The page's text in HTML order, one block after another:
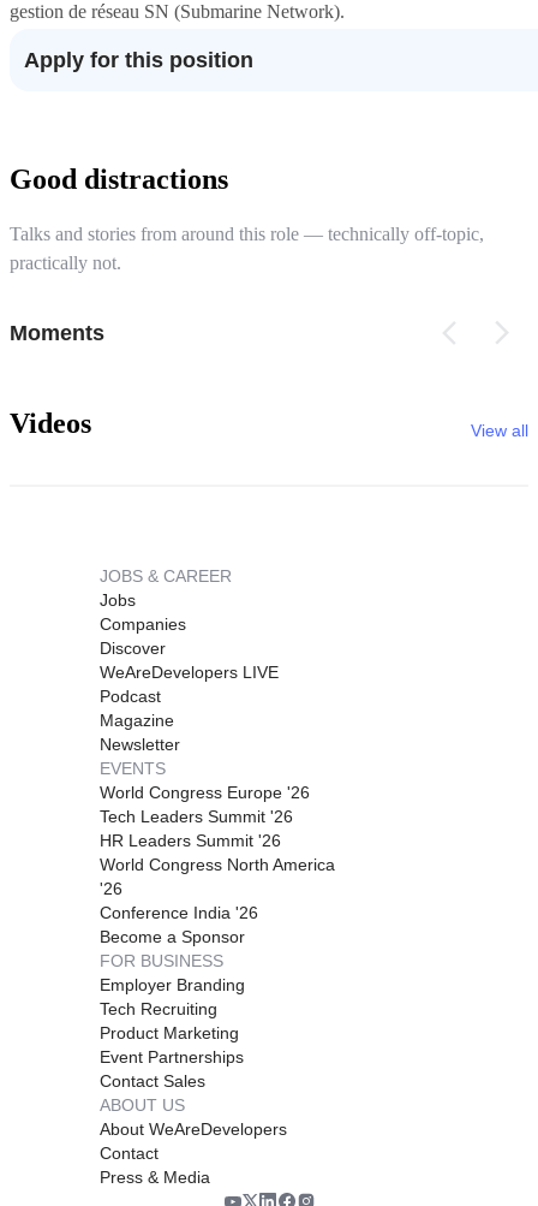
gestion de réseau SN (Submarine Network).
Apply for this position
Good distractions
Talks and stories from around this role — technically off-topic,
practically not.
Moments
Videos View all
JOBS & CAREER
Jobs
Companies
Discover
WeAreDevelopers LIVE
Podcast
Magazine
Newsletter
EVENTS
World Congress Europe '26
Tech Leaders Summit '26
HR Leaders Summit '26
World Congress North America
'26
Conference India '26
Become a Sponsor
FOR BUSINESS
Employer Branding
Tech Recruiting
Product Marketing
Event Partnerships
Contact Sales
ABOUT US
About WeAreDevelopers
Contact
Press & Media